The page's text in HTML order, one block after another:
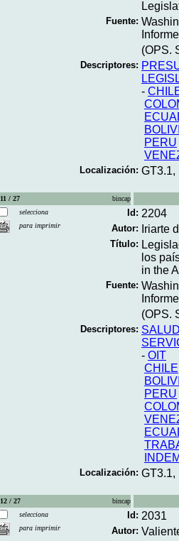
Fuente:
(OPS.
Descriptores:
-
PERU
Localización: GT3.1,
11 / 27
bincap
selecciona
para imprimir
Id: 2204
Autor: Iriarte
Título:
los
in the
Fuente:
(OPS.
Descriptores:
- OIT
CHILE
PERU
Localización: GT3.1,
12 / 27
bincap
selecciona
para imprimir
Id: 2031
Autor: